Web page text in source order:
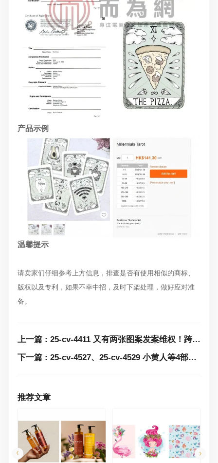
产品示例
温馨提示
请卖家们仔细参考上方信息，排查是否有使用相似的商标、
版权以及专利，如果不幸中招，及时下架处理，做好应对准
备。
上一篇 : 25-cv-4411 又有两张图案发案维权！跨境卖家们速排查下架！
下一篇 : 25-cv-4527、25-cv-4529 小黄人等4部电影作品委托GBC连发两案！涉及多个商标版权，速看避雷！
推荐文章